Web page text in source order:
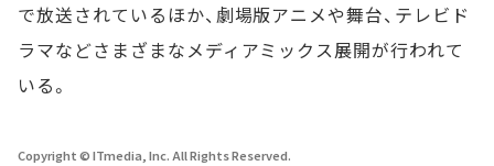
で放送されているほか、劇場版アニメや舞台、テレビド
ラマなどさまざまなメディアミックス展開が行われて
いる。
Copyright © ITmedia, Inc. All Rights Reserved.